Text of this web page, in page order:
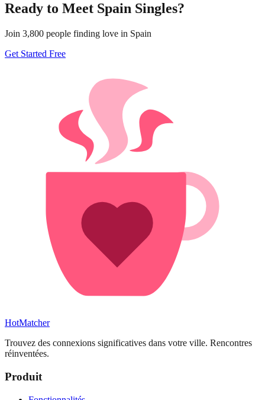
Ready to Meet Spain Singles?
Join 3,800 people finding love in Spain
Get Started Free
HotMatcher
Trouvez des connexions significatives dans votre ville. Rencontres
réinventées.
Produit